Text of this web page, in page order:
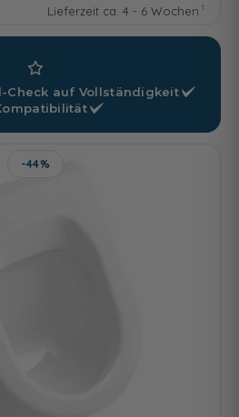
Lieferzeit ca. 4 - 6 Wochen
Check auf Vollständigkeit
-44%